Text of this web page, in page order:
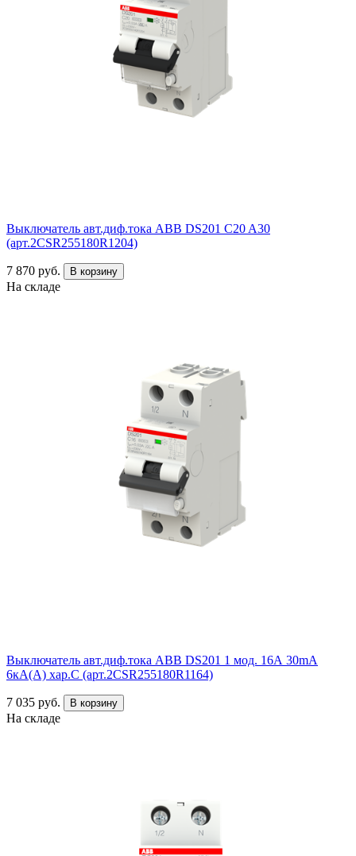
Выключатель авт.диф.тока ABB DS201 C20 A30
(арт.2CSR255180R1204)
7 870 руб. В корзину
На складе
Выключатель авт.диф.тока ABB DS201 1 мод. 16А 30mA
6кА(А) хар.С (арт.2CSR255180R1164)
7 035 руб. В корзину
На складе